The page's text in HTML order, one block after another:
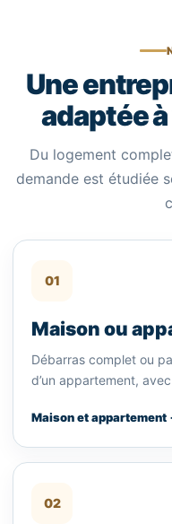
Une
adaptée
Du logement
demande est étudiée
01
Maison ou
Débarras complet ou
d’un appartement,
Maison et appartement
02